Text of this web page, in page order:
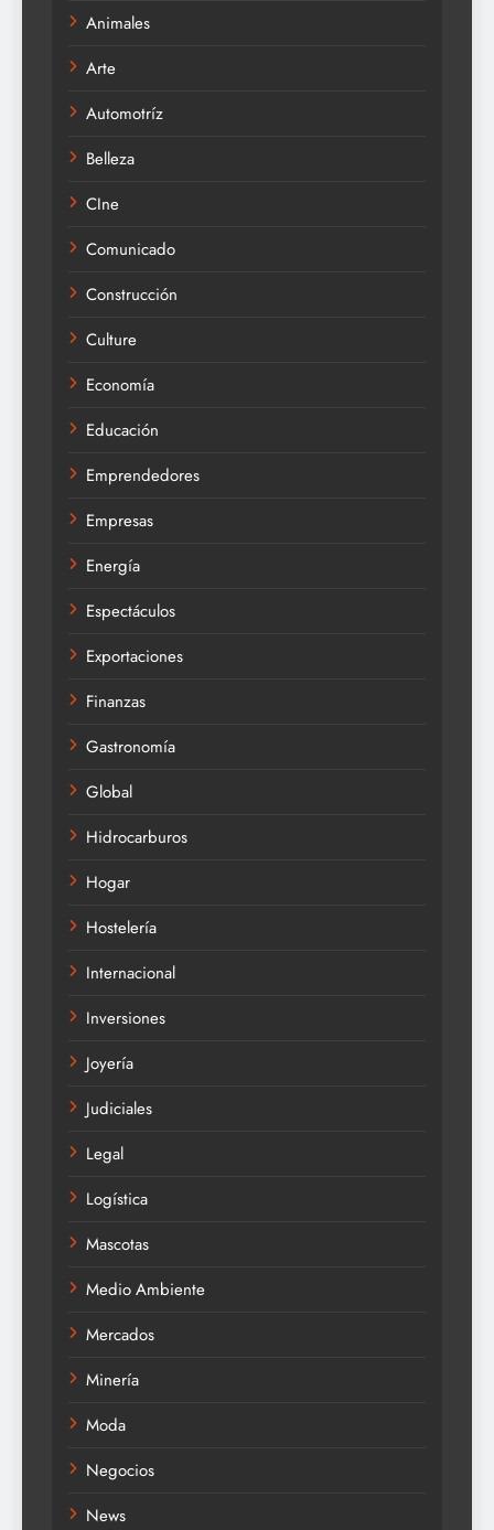
Animales
Arte
Automotríz
Belleza
CIne
Comunicado
Construcción
Culture
Economía
Educación
Emprendedores
Empresas
Energía
Espectáculos
Exportaciones
Finanzas
Gastronomía
Global
Hidrocarburos
Hogar
Hostelería
Internacional
Inversiones
Joyería
Judiciales
Legal
Logística
Mascotas
Medio Ambiente
Mercados
Minería
Moda
Negocios
News